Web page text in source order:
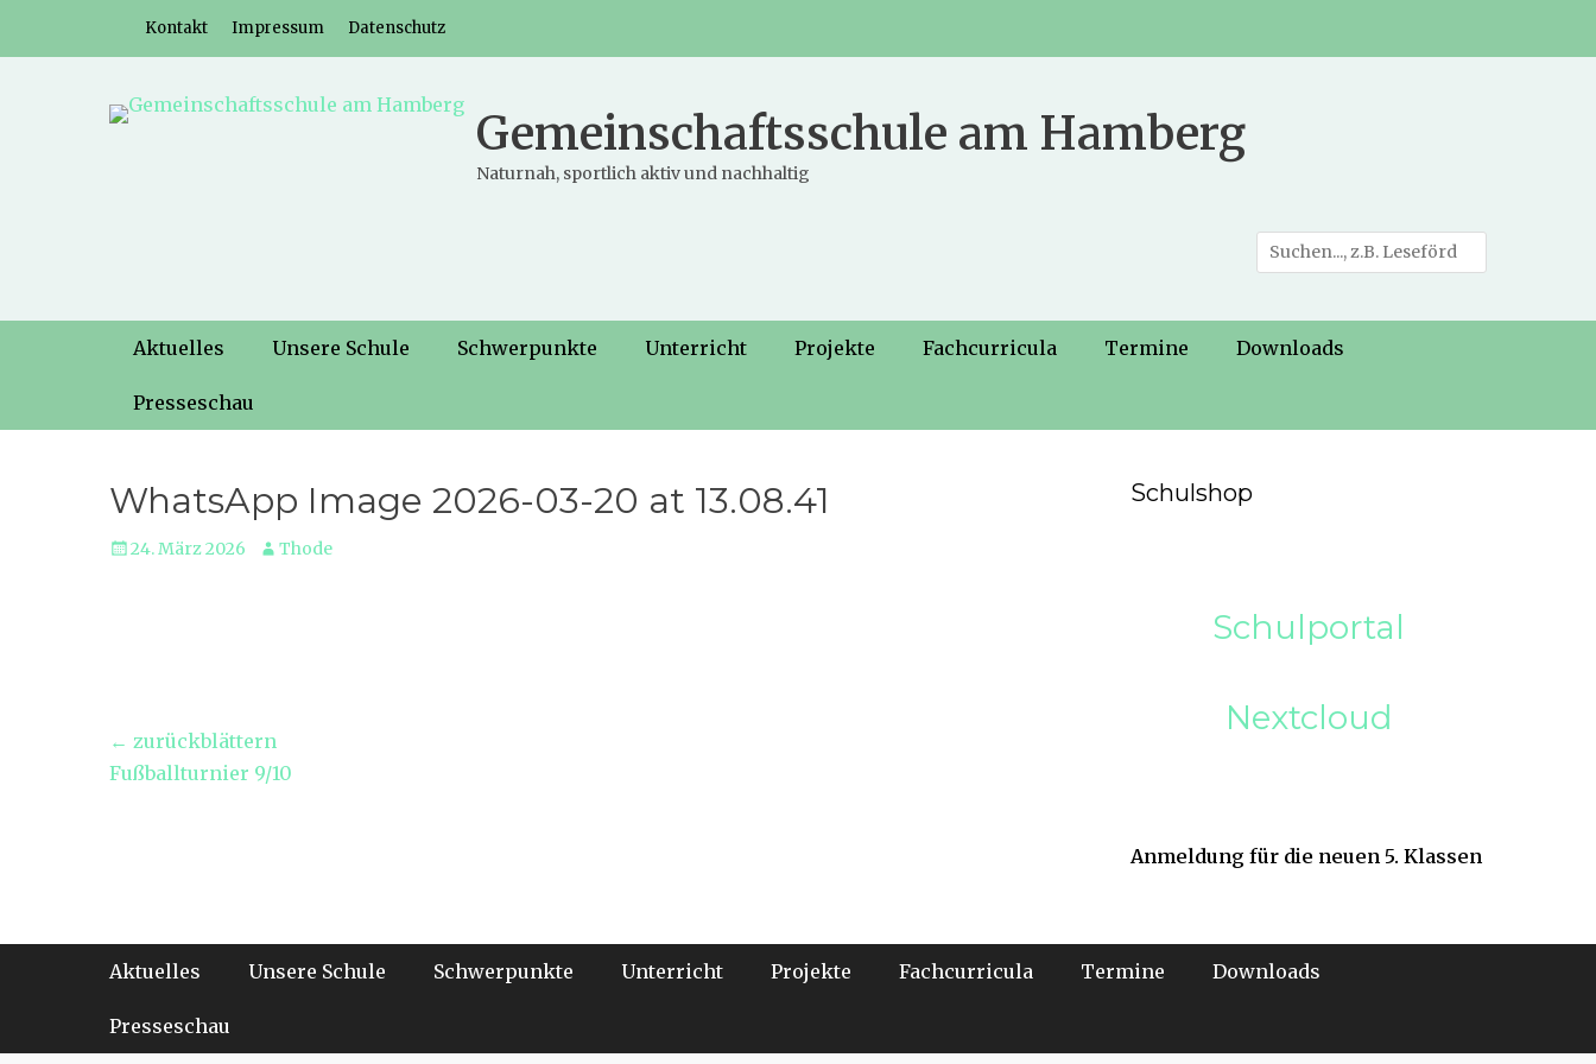
Header-Menü
Weiter
Kontakt Impressum Datenschutz
Gemeinschaftsschule am Hamberg
Naturnah, sportlich aktiv und nachhaltig
Suche
nach:
Hauptmenü
Weiter
Inhalt
Aktuelles Unsere Schule Schwerpunkte Unterricht Projekte Fachcurricula Termine Downloads
Presseschau
WhatsApp Image 2026-03-20 at 13.08.41
Veröffentlicht
24. März 2026 Autor
Thode
Beitragsnavigation
← zurückblättern
Vorheriger
Fußballturnier 9/10
Schulshop
Schulportal
Nextcloud
Anmeldung für die neuen 5. Klassen
Footer-Menü
Weiter
Inhalt
Aktuelles Unsere Schule Schwerpunkte Unterricht Projekte Fachcurricula Termine Downloads
Presseschau